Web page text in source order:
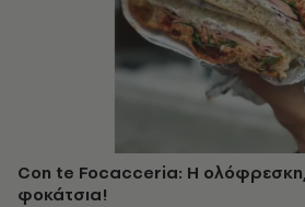
Con te Focacceria: Η ολόφρεσκη,
φοκάτσια!